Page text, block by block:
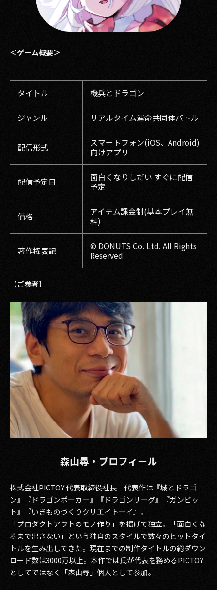
＜ゲーム概要＞
タイトル 機兵とドラゴン
ジャンル リアルタイム運命共同体バトル
配信形式
スマートフォン(iOS、Android)
向けアプリ
配信予定日
面白くなりしだい すぐに配信
予定
価格
アイテム課金制(基本プレイ無
料)
著作権表記
© DONUTS Co. Ltd. All Rights
Reserved.
【ご参考】
森山尋・プロフィール
株式会社PICTOY 代表取締役社長 代表作は『城とドラゴ
ン』『ドラゴンポーカー』『ドラゴンリーグ』『ガンビッ
ト』『いきものづくりクリエイトーイ』。
「プロダクトアウトのモノ作り」を掲げて独立。「面白くな
るまで出さない」という独自のスタイルで数々のヒットタイ
トルを生み出してきた。現在までの制作タイトルの総ダウン
ロード数は3000万以上。本作では氏が代表を務めるPICTOY
としてではなく「森山尋」個人として参加。